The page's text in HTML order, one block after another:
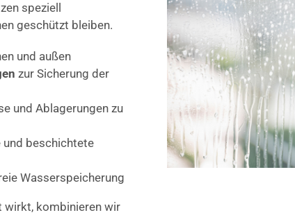
speziell
geschützt bleiben.
und außen
zur Sicherung der
und Ablagerungen zu
beschichtete
Wasserspeicherung
wirkt, kombinieren wir